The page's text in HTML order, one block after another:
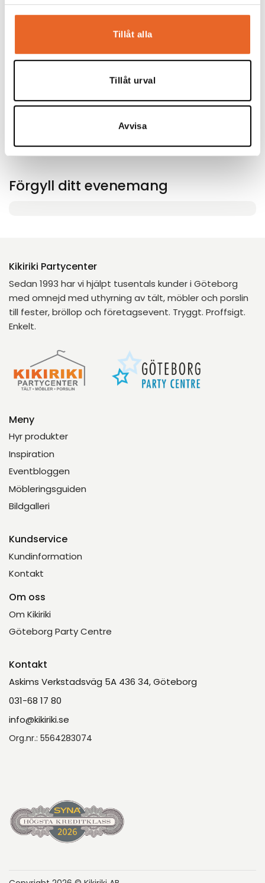
Tillåt alla
Tillåt urval
Avvisa
Hyrespris:58,00kr
Lägg till
Förgyll ditt evenemang
Kikiriki Partycenter
Sedan 1993 har vi hjälpt tusentals kunder i Göteborg
med omnejd med uthyrning av tält, möbler och porslin
till fester, bröllop och företagsevent. Tryggt. Proffsigt.
Enkelt.
Meny
Hyr produkter
Inspiration
Eventbloggen
Möbleringsguiden
Bildgalleri
Kundservice
Kundinformation
Kontakt
Om oss
Om Kikiriki
Göteborg Party Centre
Kontakt
Askims Verkstadsväg 5A 436 34, Göteborg
031-68 17 80
info@kikiriki.se
Org.nr.: 5564283074